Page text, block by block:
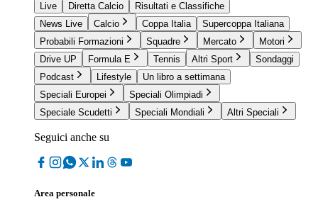
Live
Diretta Calcio
Risultati e Classifiche
News Live
Calcio Coppa Italia
Supercoppa Italiana
Probabili Formazioni
Squadre Mercato
Motori
Drive UP
Formula E Tennis Altri Sport
Sondaggi
Podcast
Lifestyle
Un libro a settimana
Speciali Europei
Speciali Olimpiadi
Speciale Scudetti
Speciali Mondiali Altri Speciali
Seguici anche su
Area personale